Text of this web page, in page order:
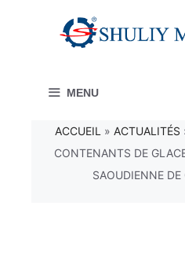
MENU
ACCUEIL » ACTUALITÉS
CONTENANTS DE
SAOUDIENNE DE